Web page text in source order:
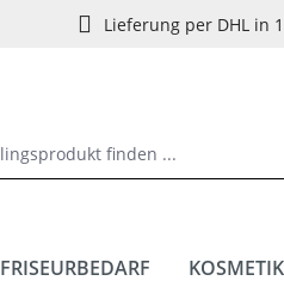
Lieferung per DHL in
FRISEURBEDARF KOSMETIK